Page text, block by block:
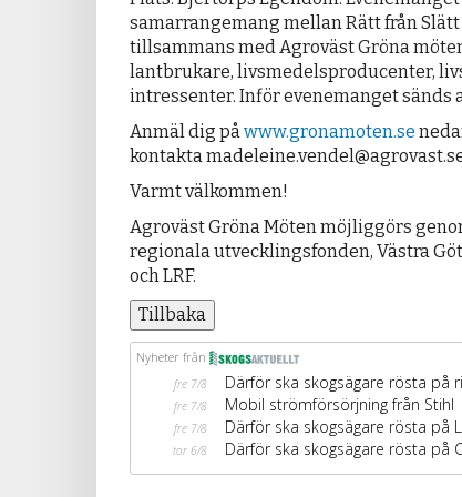
samarrangemang mellan Rätt från
tillsammans med Agroväst Gröna
lantbrukare, livsmedelsproducenter,
intressenter. Inför evenemanget
Anmäl dig påwww.gronamoten.se
kontakta
Varmt välkommen!
Agroväst Gröna Möten möjliggörs
regionala utvecklingsfonden, Västra
och LRF.
Tillbaka